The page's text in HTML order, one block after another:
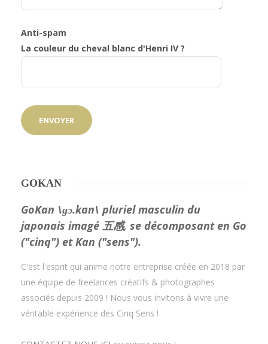
Anti-spam
La couleur du cheval blanc d'Henri IV ?
GOKAN
GoKan \ɡɔ.kan\ pluriel masculin du
japonais imagé 五感, se décomposant en Go
("cinq") et Kan ("sens").
C'est l'esprit qui anime notre entreprise créée en 2018 par
une équipe de freelances créatifs & photographes
associés depuis 2009 ! Nous vous invitons à vivre une
véritable expérience des Cinq Sens !